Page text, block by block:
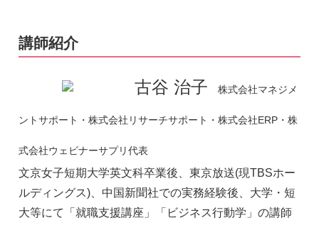
講師紹介
古谷 治子 株式会社マネジメ
ントサポート・株式会社リサーチサポート・株式会社ERP・株
式会社ウェビナーサプリ代表
文京女子短期大学英文科卒業後、東京放送(現TBSホー
ルディングス)、中国新聞社での実務経験後、大学・短
大等にて「就職支援講座」「ビジネス行動学」の講師